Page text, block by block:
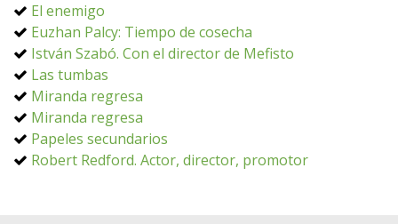
El enemigo
Euzhan Palcy: Tiempo de cosecha
István Szabó. Con el director de Mefisto
Las tumbas
Miranda regresa
Miranda regresa
Papeles secundarios
Robert Redford. Actor, director, promotor